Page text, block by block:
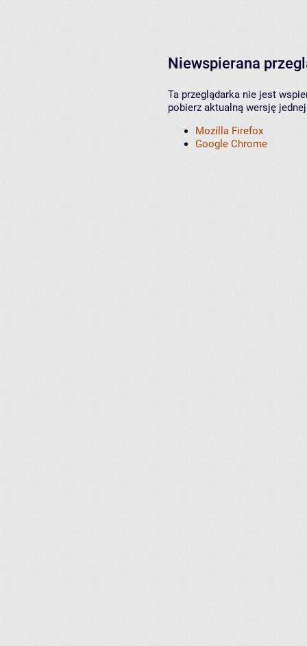
Niewspierana
Ta przeglądarka nie jest
pobierz aktualną wersję
Mozilla Firefox
Google Chrome